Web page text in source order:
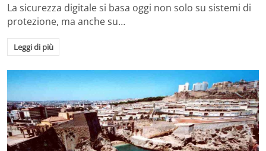
La sicurezza digitale si basa oggi non solo su sistemi di
protezione, ma anche su…
Leggi di più